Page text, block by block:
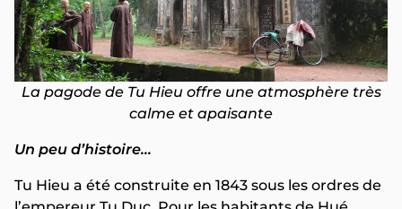
La pagode de Tu Hieu offre une atmosphère très
calme et apaisante
Un peu d’histoire…
Tu Hieu a été construite en 1843 sous les ordres de